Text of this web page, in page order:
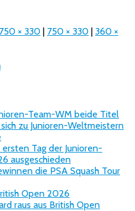
750 × 330 750 × 330 360 ×
Team-WM beide Titel
zu Junioren-Weltmeistern
Tag der Junioren-
ausgeschieden
die PSA Squash Tour
Open 2026
raus aus British Open